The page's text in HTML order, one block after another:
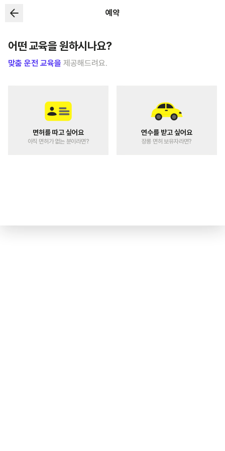
예약
어떤 교육을 원하시나요?
맞춤 운전 교육을 제공해드려요.
면허를 따고 싶어요
아직 면허가 없는 분이라면?
연수를 받고 싶어요
장롱 면허 보유자라면?